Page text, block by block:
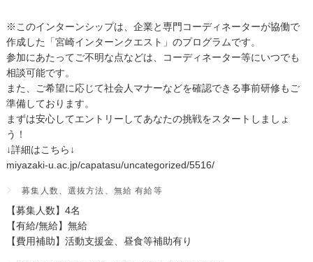
※このインターンシップは、企業と専門コーディネーターが協働で
作成した「宮崎インターンクエスト」のプログラムです。
参加にあたってご不明な点などは、コーディネーター等にいつでも
相談可能です。
また、ご希望に応じて社会人マナーなどを確認できる事前研修もご
準備しております。
まずは安心してエントリーしてあなたの挑戦をスタートしましょ
う！
↓詳細はこちら↓
miyazaki-u.ac.jp/capatasu/uncategorized/5516/
募集人数、選抜方法、無給 有給等
【募集人数】4名
【有給/無給】無給
【費用補助】活動支援金、昼食等補助有り